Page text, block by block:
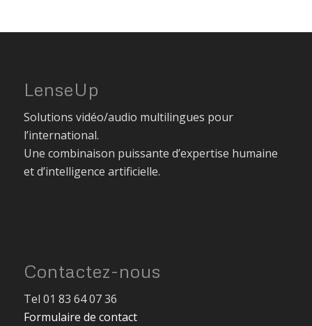
LenseUp
Solutions vidéo/audio multilingues pour
l’international.
Une combinaison puissante d’expertise humaine
et d’intelligence artificielle.
Contactez-nous
Tel 01 83 64 07 36
Formulaire de contact